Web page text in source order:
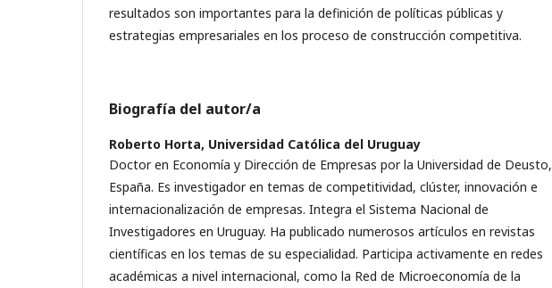
resultados son importantes para la definición de políticas públicas y
estrategias empresariales en los proceso de construcción competitiva.
Biografía del autor/a
Roberto Horta, Universidad Católica del Uruguay
Doctor en Economía y Dirección de Empresas por la Universidad de Deusto,
España. Es investigador en temas de competitividad, clúster, innovación e
internacionalización de empresas. Integra el Sistema Nacional de
Investigadores en Uruguay. Ha publicado numerosos artículos en revistas
científicas en los temas de su especialidad. Participa activamente en redes
académicas a nivel internacional, como la Red de Microeconomía de la